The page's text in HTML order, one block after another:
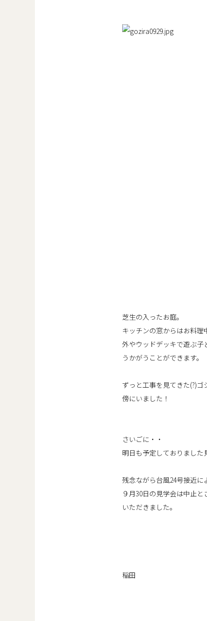
芝生の入ったお庭。
キッチンの窓からはお料理
外やウッドデッキで遊ぶ子
うかがうことができます。
ずっと工事を見てきた(?)ゴ
傍にいました！
さいごに・・
明日も予定しておりました
残念ながら台風24号接近に
９月30日の見学会は中止と
いただきました。
稲田